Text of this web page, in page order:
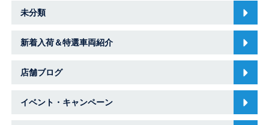
未分類
新着入荷＆特選車両紹介
店舗ブログ
イベント・キャンペーン